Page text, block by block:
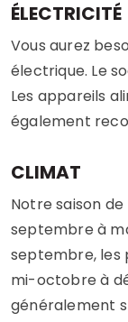
ÉLECTRICITÉ
Vous aurez
électrique. Le
Les appareils
également
CLIMAT
Notre saison
septembre à
septembre, les
mi-octobre à
généralement